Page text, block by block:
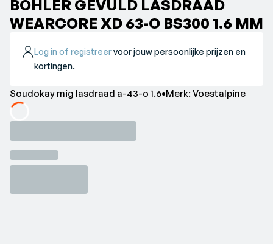
BÖHLER GEVULD LASDRAAD
WEARCORE XD 63-O BS300 1.6 MM
Log in of registreervoor jouw persoonlijke prijzen en
kortingen.
Soudokay mig lasdraad a-43-o 1.6•Merk: Voestalpine